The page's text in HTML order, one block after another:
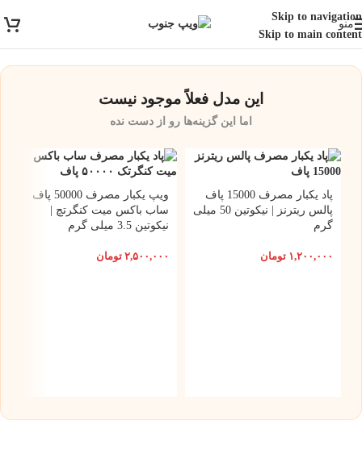
Skip to navigation
Skip to main content
پست و تیپاکس
منو
این مدل فعلاً موجود نیست
اما این گزینه‌ها رو از دست نده
پاد یکبار مصرف 15000 پاف
پالس ریترنز | نیکوتین 50 میلی
گرم
۱,۲۰۰,۰۰۰ تومان
ویپ یکبار مصرف 50000 پاف
ساب باکس میت کنگرتچ |
نیکوتین 3.5 میلی گرم
۲,۵۰۰,۰۰۰ تومان